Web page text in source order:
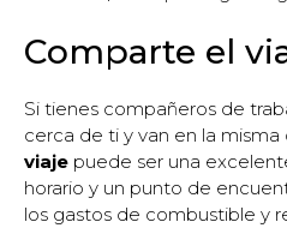
Comparte el
Si tienes compañeros de
cerca de ti y van en la misma
viaje puede ser una
horario y un punto de
los gastos de combustible y